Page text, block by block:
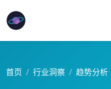
首页 行业洞察 趋势分析